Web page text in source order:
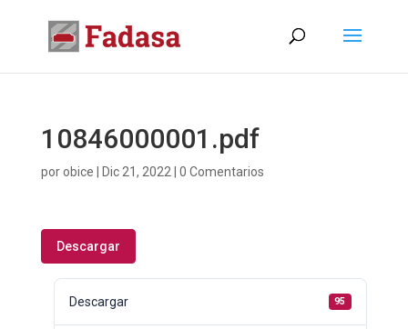
10846000001.pdf
porobice Dic 21, 2022 0 Comentarios
Descargar
Descargar 95